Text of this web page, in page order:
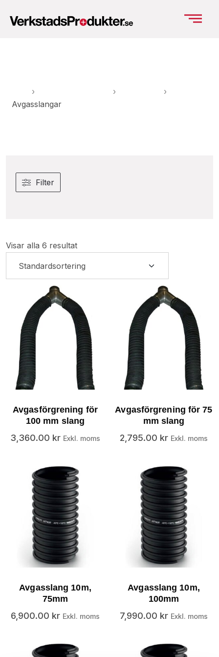
Filter
› ›
›
Avgasslangar
Visar alla 6 resultat
Avgasförgrening för
100 mm slang
3,360.00 kr Exkl. moms
Avgasförgrening för 75
mm slang
2,795.00 kr Exkl. moms
Avgasslang 10m,
75mm
6,900.00 kr Exkl. moms
Avgasslang 10m,
100mm
7,990.00 kr Exkl. moms